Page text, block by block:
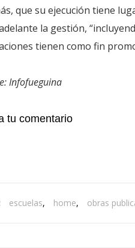
que su ejecución tiene
la gestión,
tienen como fin
Infofueguina
tu comentario
escuelas, home, obras